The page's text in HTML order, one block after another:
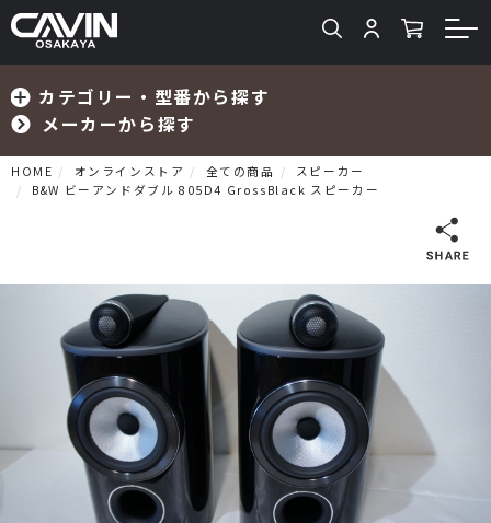
カテゴリー・型番から探す
メーカーから探す
検索
プリメインアンプ
プリアンプ
パワーアンプ
CDプレーヤー・レシーバー
HOME オンラインストア 全ての商品
スピーカー
B&W ビーアンドダブル 805D4 GrossBlack スピーカー